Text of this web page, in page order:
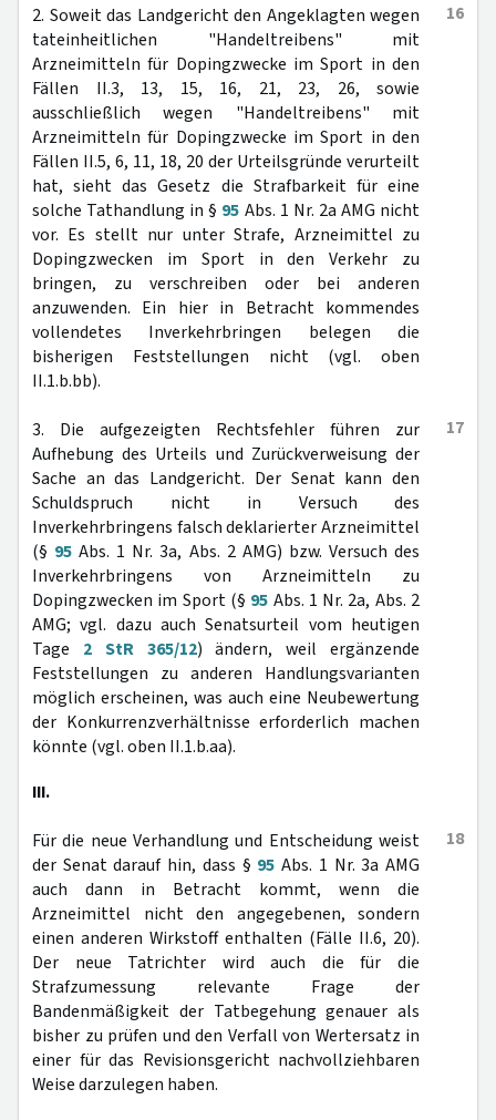
16
2. Soweit das Landgericht den Angeklagten wegen
tateinheitlichen "Handeltreibens" mit
Arzneimitteln für Dopingzwecke im Sport in den
Fällen II.3, 13, 15, 16, 21, 23, 26, sowie
ausschließlich wegen "Handeltreibens" mit
Arzneimitteln für Dopingzwecke im Sport in den
Fällen II.5, 6, 11, 18, 20 der Urteilsgründe verurteilt
hat, sieht das Gesetz die Strafbarkeit für eine
solche Tathandlung in § 95 Abs. 1 Nr. 2a AMG nicht
vor. Es stellt nur unter Strafe, Arzneimittel zu
Dopingzwecken im Sport in den Verkehr zu
bringen, zu verschreiben oder bei anderen
anzuwenden. Ein hier in Betracht kommendes
vollendetes Inverkehrbringen belegen die
bisherigen Feststellungen nicht (vgl. oben
II.1.b.bb).
17
3. Die aufgezeigten Rechtsfehler führen zur
Aufhebung des Urteils und Zurückverweisung der
Sache an das Landgericht. Der Senat kann den
Schuldspruch nicht in Versuch des
Inverkehrbringens falsch deklarierter Arzneimittel
(§ 95 Abs. 1 Nr. 3a, Abs. 2 AMG) bzw. Versuch des
Inverkehrbringens von Arzneimitteln zu
Dopingzwecken im Sport (§ 95 Abs. 1 Nr. 2a, Abs. 2
AMG; vgl. dazu auch Senatsurteil vom heutigen
Tage 2 StR 365/12) ändern, weil ergänzende
Feststellungen zu anderen Handlungsvarianten
möglich erscheinen, was auch eine Neubewertung
der Konkurrenzverhältnisse erforderlich machen
könnte (vgl. oben II.1.b.aa).
III.
18
Für die neue Verhandlung und Entscheidung weist
der Senat darauf hin, dass § 95 Abs. 1 Nr. 3a AMG
auch dann in Betracht kommt, wenn die
Arzneimittel nicht den angegebenen, sondern
einen anderen Wirkstoff enthalten (Fälle II.6, 20).
Der neue Tatrichter wird auch die für die
Strafzumessung relevante Frage der
Bandenmäßigkeit der Tatbegehung genauer als
bisher zu prüfen und den Verfall von Wertersatz in
einer für das Revisionsgericht nachvollziehbaren
Weise darzulegen haben.